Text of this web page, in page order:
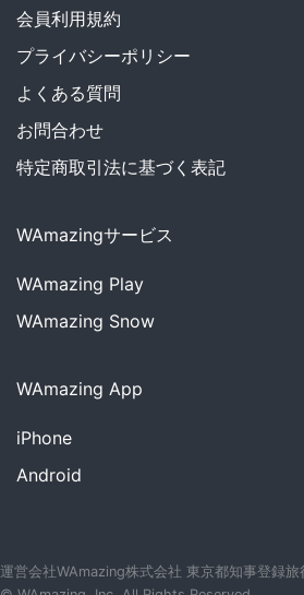
会員利用規約
プライバシーポリシー
よくある質問
お問合わせ
特定商取引法に基づく表記
WAmazingサービス
WAmazing Play
WAmazing Snow
WAmazing App
iPhone
Android
運営会社WAmazing株式会社 東京都知事登録